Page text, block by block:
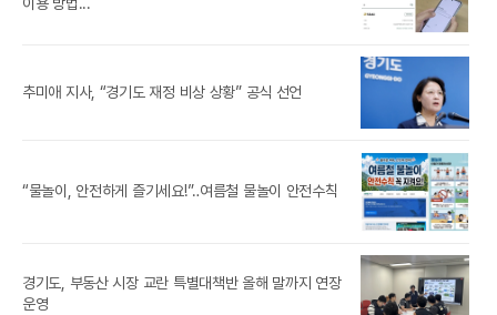
이용 방법...
추미애 지사, “경기도 재정 비상 상황” 공식 선언
“물놀이, 안전하게 즐기세요!”‥여름철 물놀이 안전수칙
경기도, 부동산 시장 교란 특별대책반 올해 말까지 연장
운영